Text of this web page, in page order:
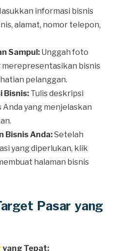
informasi bisnis
alamat, nomor telepon,
Sampul: Unggah foto
merepresentasikan bisnis
pelanggan.
Bisnis: Tulis deskripsi
yang menjelaskan
Bisnis Anda:Setelah
yang diperlukan, klik
halaman bisnis
Pasar yang
yang Tepat: